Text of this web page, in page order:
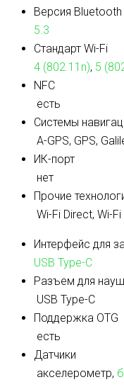
Версия Bluetooth
5.3
Стандарт Wi-Fi
4 (802.11n), 5
NFC
есть
Системы
A-GPS, GPS,
ИК-порт
нет
Прочие
Wi-Fi Direct, Wi-Fi
Интерфейс для
USB Type-C
Разъем для
USB Type-C
Поддержка OTG
есть
Датчики
акселерометр,